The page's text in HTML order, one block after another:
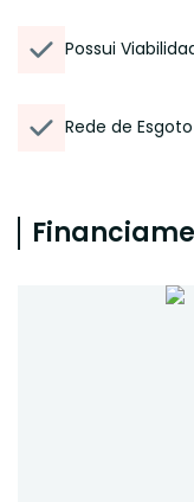
Possui
Rede de Esgoto